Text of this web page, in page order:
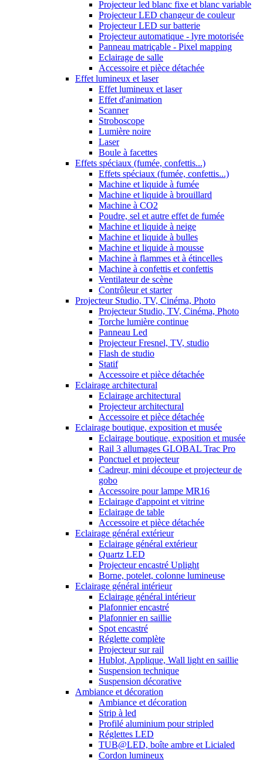
Projecteur led blanc fixe et blanc variable
Projecteur LED changeur de couleur
Projecteur LED sur batterie
Projecteur automatique - lyre motorisée
Panneau matriçable - Pixel mapping
Eclairage de salle
Accessoire et pièce détachée
Effet lumineux et laser
Effet lumineux et laser
Effet d'animation
Scanner
Stroboscope
Lumière noire
Laser
Boule à facettes
Effets spéciaux (fumée, confettis...)
Effets spéciaux (fumée, confettis...)
Machine et liquide à fumée
Machine et liquide à brouillard
Machine à CO2
Poudre, sel et autre effet de fumée
Machine et liquide à neige
Machine et liquide à bulles
Machine et liquide à mousse
Machine à flammes et à étincelles
Machine à confettis et confettis
Ventilateur de scène
Contrôleur et starter
Projecteur Studio, TV, Cinéma, Photo
Projecteur Studio, TV, Cinéma, Photo
Torche lumière continue
Panneau Led
Projecteur Fresnel, TV, studio
Flash de studio
Statif
Accessoire et pièce détachée
Eclairage architectural
Eclairage architectural
Projecteur architectural
Accessoire et pièce détachée
Eclairage boutique, exposition et musée
Eclairage boutique, exposition et musée
Rail 3 allumages GLOBAL Trac Pro
Ponctuel et projecteur
Cadreur, mini découpe et projecteur de
gobo
Accessoire pour lampe MR16
Eclairage d'appoint et vitrine
Eclairage de table
Accessoire et pièce détachée
Eclairage général extérieur
Eclairage général extérieur
Quartz LED
Projecteur encastré Uplight
Borne, potelet, colonne lumineuse
Eclairage général intérieur
Eclairage général intérieur
Plafonnier encastré
Plafonnier en saillie
Spot encastré
Réglette complète
Projecteur sur rail
Hublot, Applique, Wall light en saillie
Suspension technique
Suspension décorative
Ambiance et décoration
Ambiance et décoration
Strip à led
Profilé aluminium pour stripled
Réglettes LED
TUB@LED, boîte ambre et Licialed
Cordon lumineux